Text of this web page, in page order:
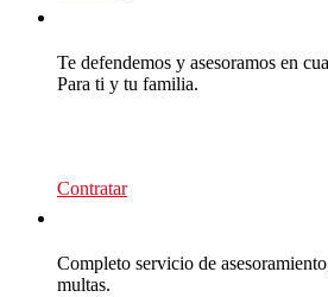
Te defendemos y asesoramos en
Para ti y tu familia.
Contratar
Completo servicio de
multas.